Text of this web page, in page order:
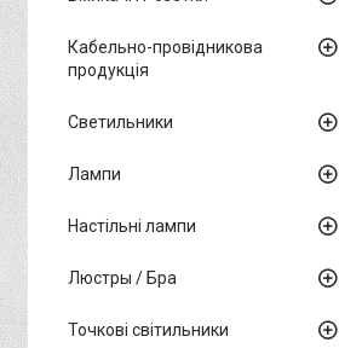
Кабельно-провідникова
продукція
Светильники
Лампи
Настільні лампи
Люстры / Бра
Точкові світильники